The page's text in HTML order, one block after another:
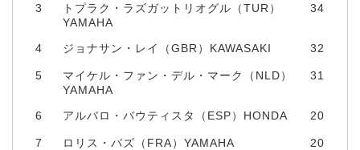
3
トプラク・ラズガットリオグル（TUR）
YAMAHA
34
4 ジョナサン・レイ（GBR）KAWASAKI 32
5
マイケル・ファン・デル・マーク（NLD）
YAMAHA
31
6 アルバロ・バウティスタ（ESP）HONDA 20
7 ロリス・バズ（FRA）YAMAHA 20